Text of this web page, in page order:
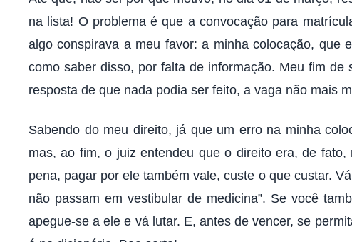
na lista! O problema é que a convocação para
algo conspirava a meu favor: a minha colocação, que
como saber disso, por falta de informação. Meu fim
resposta de que nada podia ser feito, a vaga não mais
Sabendo do meu direito, já que um erro na minha
mas, ao fim, o juiz entendeu que o direito era, de
pena, pagar por ele também vale, custe o que custar.
não passam em vestibular de medicina”. Se você
apegue-se a ele e vá lutar. E, antes de vencer, se